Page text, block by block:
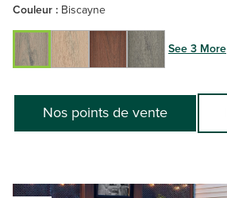
Couleur : Biscayne
See 3 More
Nos points de vente